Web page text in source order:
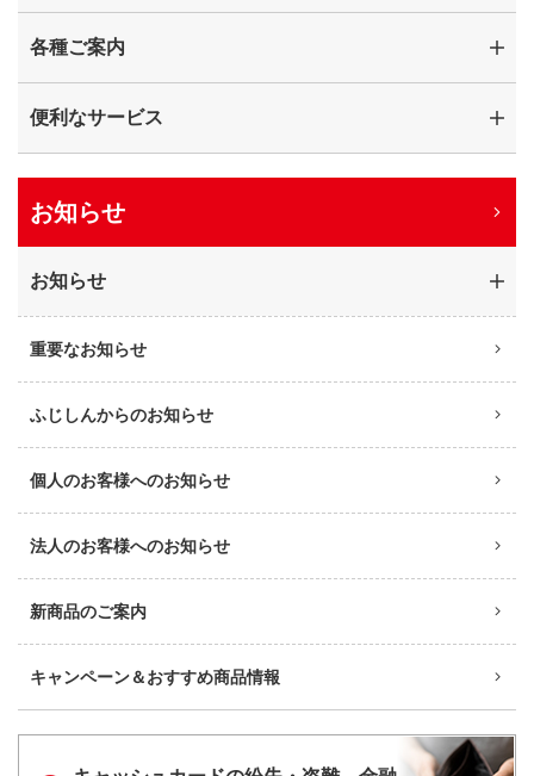
各種ご案内
便利なサービス
お知らせ
お知らせ
重要なお知らせ
ふじしんからのお知らせ
個人のお客様へのお知らせ
法人のお客様へのお知らせ
新商品のご案内
キャンペーン＆おすすめ商品情報